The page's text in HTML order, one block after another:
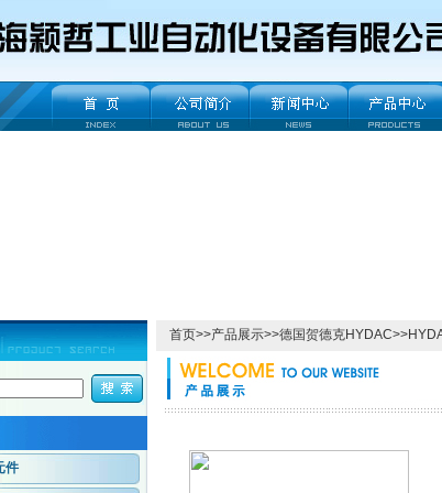
件
首页>>产品展示>>德国贺德克HYDAC>>